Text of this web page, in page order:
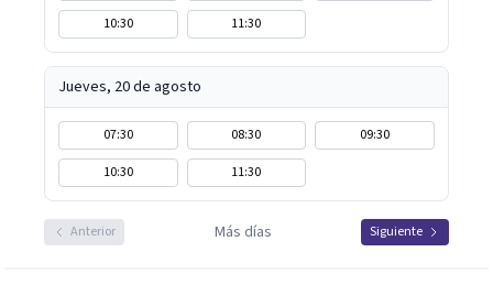
10:30
11:30
Jueves, 20 de agosto
07:30 08:30
09:30
10:30
11:30
Anterior Más días Siguiente